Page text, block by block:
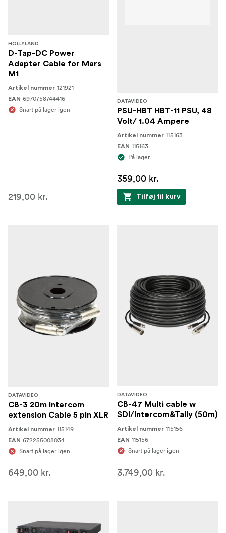
HOLLYLAND
D-Tap-DC Power
Adapter Cable for Mars
M1
Artikel nummer 121921
EAN 6970758744416
Snart på lager igen
219,00 kr.
DATAVIDEO
PSU-HBT HBT-11 PSU, 48
Volt/ 1.04 Ampere
Artikel nummer 115163
EAN 115163
På lager
359,00 kr.
Tilføj til kurv
DATAVIDEO
CB-3 20m Intercom
extension Cable 5 pin XLR
Artikel nummer 115149
EAN 672255008034
Snart på lager igen
649,00 kr.
DATAVIDEO
CB-47 Multi cable w
SDI/Intercom&Tally (50m)
Artikel nummer 115156
EAN 115156
Snart på lager igen
3.749,00 kr.